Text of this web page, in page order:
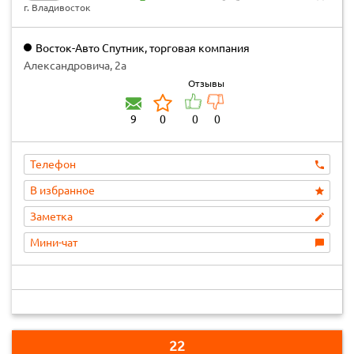
г. Владивосток
Восток-Авто Спутник, торговая компания
Александровича, 2а
9 0
Отзывы
0 0
Телефон
В избранное
Заметка
Мини-чат
22